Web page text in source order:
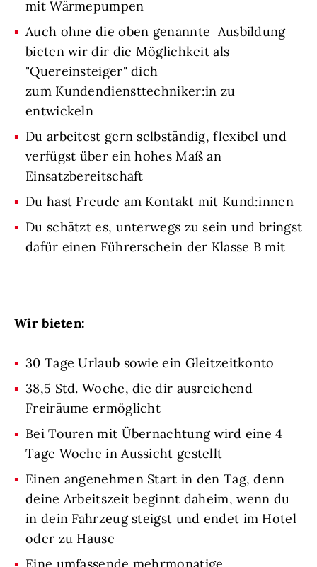
mit Wärmepumpen
Auch ohne die oben genannte Ausbildung
bieten wir dir die Möglichkeit als
"Quereinsteiger" dich
zum Kundendiensttechniker:in zu
entwickeln
Du arbeitest gern selbständig, flexibel und
verfügst über ein hohes Maß an
Einsatzbereitschaft
Du hast Freude am Kontakt mit Kund:innen
Du schätzt es, unterwegs zu sein und bringst
dafür einen Führerschein der Klasse B mit
Wir bieten:
30 Tage Urlaub sowie ein Gleitzeitkonto
38,5 Std. Woche, die dir ausreichend
Freiräume ermöglicht
Bei Touren mit Übernachtung wird eine 4
Tage Woche in Aussicht gestellt
Einen angenehmen Start in den Tag, denn
deine Arbeitszeit beginnt daheim, wenn du
in dein Fahrzeug steigst und endet im Hotel
oder zu Hause
Eine umfassende mehrmonatige